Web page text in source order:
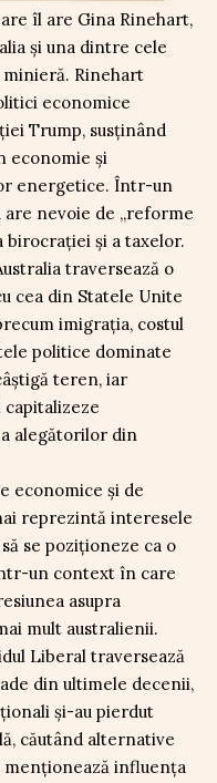
îl are Gina Rinehart,
și una dintre cele
Rinehart
economice
Trump, susținând
economie și
energetice. Într-un
are nevoie de „reforme
birocrației și a taxelor.
traversează o
cea din Statele Unite
imigrația, costul
politice dominate
teren, iar
alegătorilor din
economice și de
reprezintă interesele
se poziționeze ca o
un context în care
asupra
mult australienii.
Liberal traversează
din ultimele decenii,
și-au pierdut
căutând alternative
menționează influența